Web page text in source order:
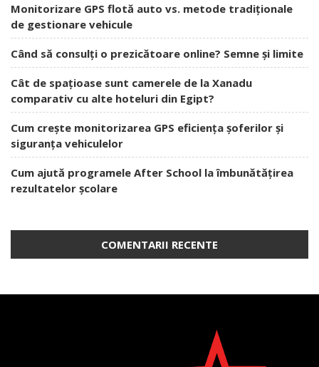
Monitorizare GPS flotă auto vs. metode tradiționale
de gestionare vehicule
Când să consulți o prezicătoare online? Semne și limite
Cât de spațioase sunt camerele de la Xanadu
comparativ cu alte hoteluri din Egipt?
Cum crește monitorizarea GPS eficiența șoferilor și
siguranța vehiculelor
Cum ajută programele After School la îmbunătățirea
rezultatelor școlare
COMENTARII RECENTE